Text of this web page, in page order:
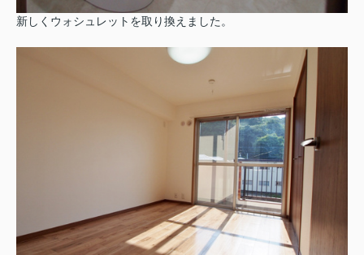
新しくウォシュレットを取り換えました。